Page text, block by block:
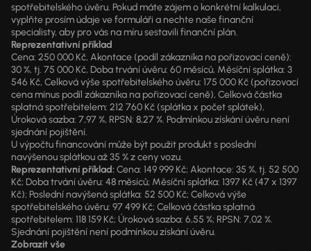
spotřebitelského úvěru. Pokud máte zájem o konkrétní kalkulaci,
vyplňte prosím údaje ve formuláři a nechte naše finanční
specialisty, aby pro vás na míru sestavili finanční plán.
Reprezentativní příklad
Cena: 250 000 Kč, Akontace (podíl zákazníka na pořizovací ceně):
30 %, tj. 75 000 Kč, Doba trvání úvěru: 60 měsíců, Měsíční splátka: 3
546 Kč, Celková výše spotřebitelského úvěru: 175 000 Kč (pořizovací
cena mínus podíl zákazníka na pořizovací ceně), Celková částka
splatná spotřebitelem: 212 760 Kč (splátka x počet splátek),
Úroková sazba: 7,97 %, RPSN: 8,27 %. Podmínkou získání úvěru není
sjednání pojištění.
U výpočtu financování může být použit produkt s poslední
navýšenou splátkou až 35 % z ceny vozu.
Reprezentativní příklad:Cena: 149 999 Kč; Akontace: 35 %, tj. 52 500
Kč; Doba trvání úvěru: 48 měsíců; Měsíční splátka: 1397 Kč (47 x 1397
Kč); Poslední navýšená splátka: 52 500 Kč; Celková výše
spotřebitelského úvěru: 97 499 Kč; Celková částka splatná
spotřebitelem: 118 159 Kč; Úroková sazba: 6,55 %; RPSN: 7,02 %.
Sjednání pojištění není podmínkou získání úvěru.
Zobrazit vše